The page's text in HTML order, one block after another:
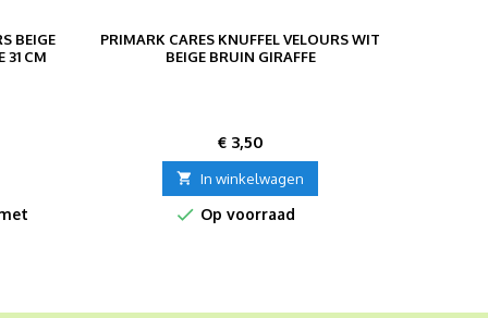
BEIGE
31 CM
PRIMARK CARES KNUFFEL VELOURS WIT
BEIGE BRUIN GIRAFFE
Prijs
€ 3,50
 In winkelwagen
 Op voorraad